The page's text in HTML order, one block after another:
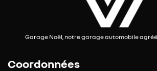
Garage Noël, notre garage automobile
Coordonnées